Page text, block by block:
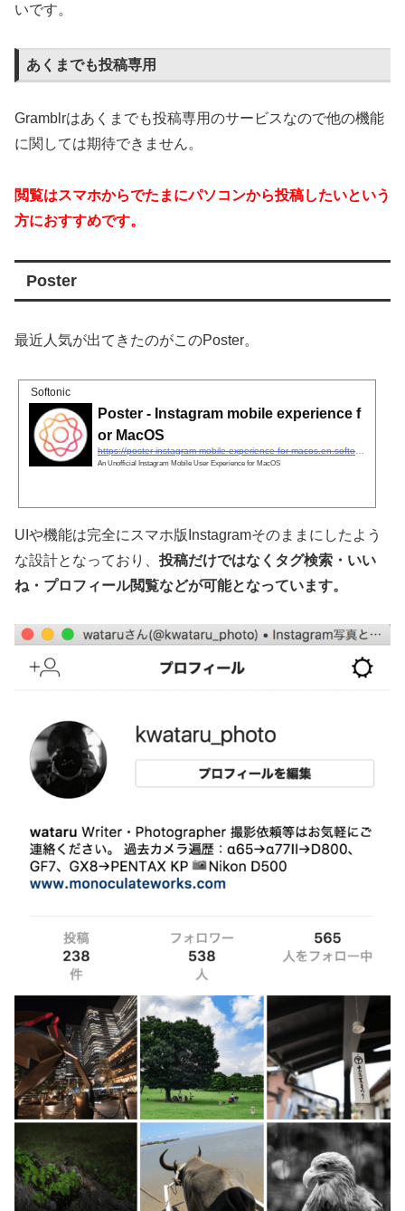
いです。
あくまでも投稿専用
Gramblrはあくまでも投稿専用のサービスなので他の機能
に関しては期待できません。
閲覧はスマホからでたまにパソコンから投稿したいという
方におすすめです。
Poster
最近人気が出てきたのがこのPoster。
Softonic
Poster - Instagram mobile experience f
or MacOS
An Unofficial Instagram Mobile User Experience for MacOS
UIや機能は完全にスマホ版Instagramそのままにしたよう
な設計となっており、 投稿だけではなくタグ検索・いい
ね・プロフィール閲覧などが可能となっています。